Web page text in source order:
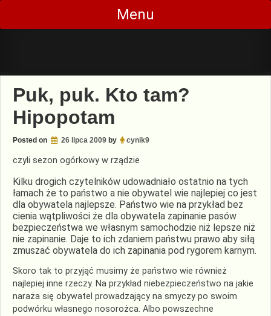
Skip
content
Menu
Puk, puk. Kto tam?
Hipopotam
Posted on 26 lipca 2009 by cynik9
czyli sezon ogórkowy w rządzie
Kilku drogich czytelników udowadniało ostatnio na tych
łamach że to państwo a nie obywatel wie najlepiej co jest
dla obywatela najlepsze. Państwo wie na przykład bez
cienia wątpliwości że dla obywatela zapinanie pasów
bezpieczeństwa we własnym samochodzie niż lepsze niż
nie zapinanie. Daje to ich zdaniem państwu prawo aby siłą
zmuszać obywatela do ich zapinania pod rygorem karnym.
Skoro tak to przyjąć musimy że państwo wie również
najlepiej inne rzeczy. Na przykład niebezpieczeństwo na jakie
naraża się obywatel prowadzający na smyczy po swoim
podwórku własnego nosorożca. Albo powszechne